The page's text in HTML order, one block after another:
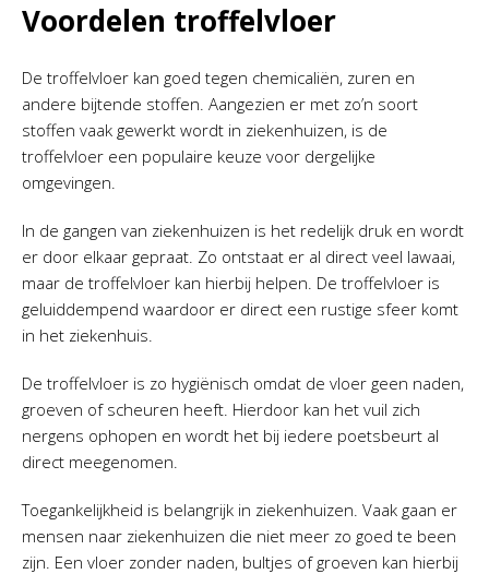
Voordelen troffelvloer
De troffelvloer kan goed tegen chemicaliën, zuren en
andere bijtende stoffen. Aangezien er met zo’n soort
stoffen vaak gewerkt wordt in ziekenhuizen, is de
troffelvloer een populaire keuze voor dergelijke
omgevingen.
In de gangen van ziekenhuizen is het redelijk druk en wordt
er door elkaar gepraat. Zo ontstaat er al direct veel lawaai,
maar de troffelvloer kan hierbij helpen. De troffelvloer is
geluiddempend waardoor er direct een rustige sfeer komt
in het ziekenhuis.
De troffelvloer is zo hygiënisch omdat de vloer geen naden,
groeven of scheuren heeft. Hierdoor kan het vuil zich
nergens ophopen en wordt het bij iedere poetsbeurt al
direct meegenomen.
Toegankelijkheid is belangrijk in ziekenhuizen. Vaak gaan er
mensen naar ziekenhuizen die niet meer zo goed te been
zijn. Een vloer zonder naden, bultjes of groeven kan hierbij